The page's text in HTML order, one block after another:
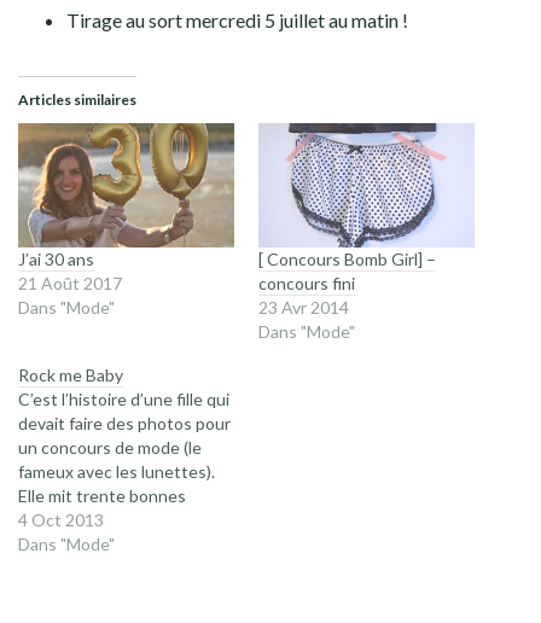
Tirage au sort mercredi 5 juillet au matin !
Articles similaires
J’ai 30 ans
21 Août 2017
Dans "Mode"
[ Concours Bomb Girl] –
concours fini
23 Avr 2014
Dans "Mode"
Rock me Baby
C’est l’histoire d’une fille qui
devait faire des photos pour
un concours de mode (le
fameux avec les lunettes).
Elle mit trente bonnes
minutes pour composer sa
tenue et le shooting dura
4 Oct 2013
Dans "Mode"